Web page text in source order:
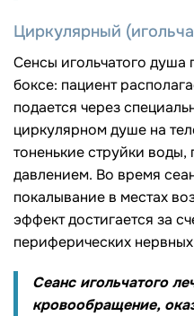
Циркулярный
Сенсы игольчатого душа
боксе: пациент
подается через
циркулярном душе на
тоненькие струйки
давлением. Во время
покалывание в местах
эффект достигается за
периферических
Сеанс игольчатого
кровообращение,